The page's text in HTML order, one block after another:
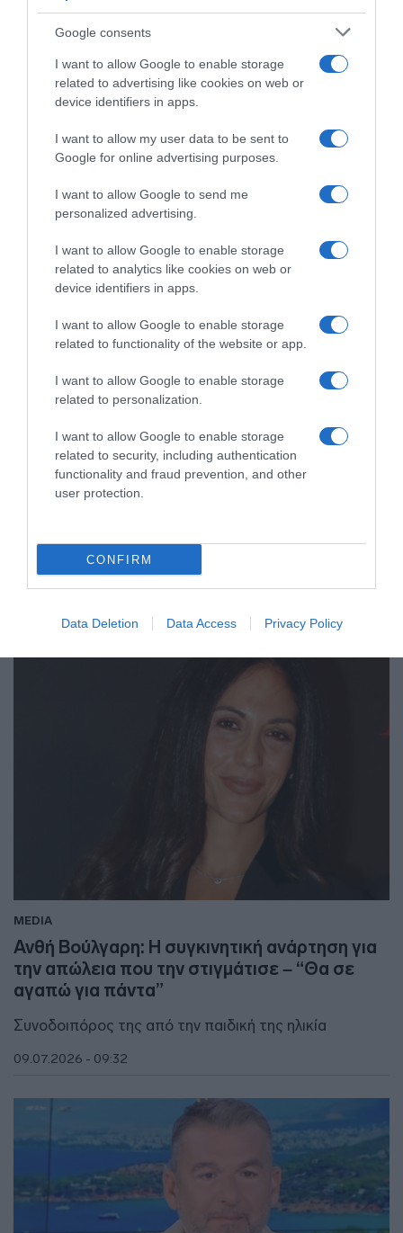
Google consents
I want to allow Google to enable storage
related to advertising like cookies on web or
device identifiers in apps.
I want to allow my user data to be sent to
Google for online advertising purposes.
I want to allow Google to send me
personalized advertising.
I want to allow Google to enable storage
related to analytics like cookies on web or
device identifiers in apps.
I want to allow Google to enable storage
related to functionality of the website or app.
I want to allow Google to enable storage
related to personalization.
I want to allow Google to enable storage
related to security, including authentication
functionality and fraud prevention, and other
user protection.
CONFIRM
Data Deletion Data Access Privacy Policy
Στραβελάκης και Καραμήτρου κατά Τούρκων
δημοσιογράφων: “Δεν ντρέπεστε λιγάκι;” – Τι
τους εξόργισε
"Όταν έρθει ο ηγέτης σας στη χώρα μας, την έχουμε
έτοιμη την playlist"
09.07.2026 - 12:13
Στη νέα σειρά «Ραντεβού με την Ευτυχία» ο
Πάνος Μιχαλόπουλος – Πρωταγωνιστούν η
Ο ηθοποιός επιστρέφει στην τηλεόραση μετά από 20
χρόνια
MEDIA
Ανθή Βούλγαρη: Η συγκινητική ανάρτηση για
την απώλεια που την στιγμάτισε – “Θα σε
αγαπώ για πάντα”
Συνοδοιπόρος της από την παιδική της ηλικία
09.07.2026 - 09:32